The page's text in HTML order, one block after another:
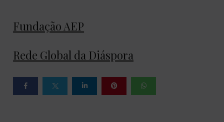
Fundação AEP
Rede Global da Diáspora